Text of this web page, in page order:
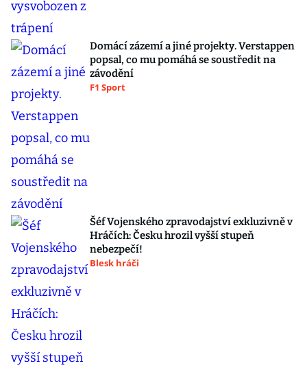
Domácí zázemí a jiné projekty. Verstappen
popsal, co mu pomáhá se soustředit na
závodění
F1 Sport
Šéf Vojenského zpravodajství exkluzivně v
Hráčích: Česku hrozil vyšší stupeň
nebezpečí!
Blesk hráči